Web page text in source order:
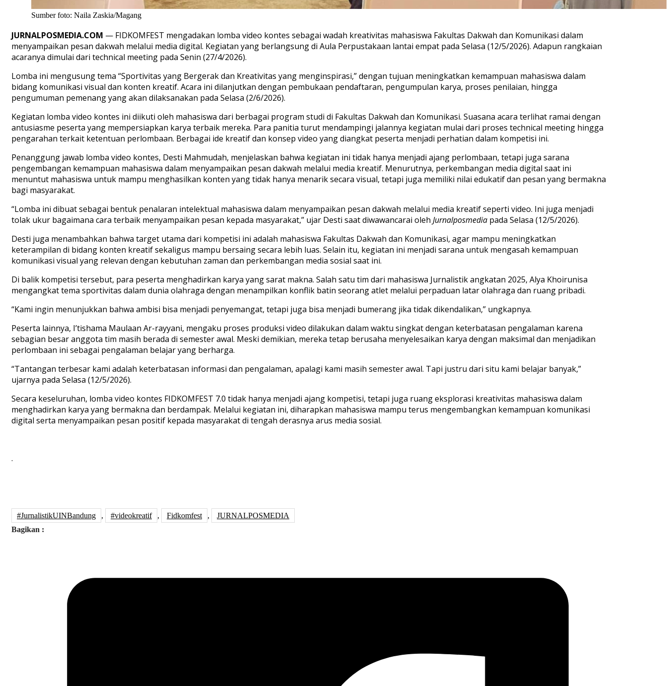
Sumber foto: Naila Zaskia/Magang
JURNALPOSMEDIA.COM — FIDKOMFEST mengadakan lomba video kontes sebagai wadah kreativitas mahasiswa Fakultas Dakwah dan Komunikasi dalam
menyampaikan pesan dakwah melalui media digital. Kegiatan yang berlangsung di Aula Perpustakaan lantai empat pada Selasa (12/5/2026). Adapun rangkaian
acaranya dimulai dari technical meeting pada Senin (27/4/2026).
Lomba ini mengusung tema “Sportivitas yang Bergerak dan Kreativitas yang menginspirasi,” dengan tujuan meningkatkan kemampuan mahasiswa dalam
bidang komunikasi visual dan konten kreatif. Acara ini dilanjutkan dengan pembukaan pendaftaran, pengumpulan karya, proses penilaian, hingga
pengumuman pemenang yang akan dilaksanakan pada Selasa (2/6/2026).
Kegiatan lomba video kontes ini diikuti oleh mahasiswa dari berbagai program studi di Fakultas Dakwah dan Komunikasi. Suasana acara terlihat ramai dengan
antusiasme peserta yang mempersiapkan karya terbaik mereka. Para panitia turut mendampingi jalannya kegiatan mulai dari proses technical meeting hingga
pengarahan terkait ketentuan perlombaan. Berbagai ide kreatif dan konsep video yang diangkat peserta menjadi perhatian dalam kompetisi ini.
Penanggung jawab lomba video kontes, Desti Mahmudah, menjelaskan bahwa kegiatan ini tidak hanya menjadi ajang perlombaan, tetapi juga sarana
pengembangan kemampuan mahasiswa dalam menyampaikan pesan dakwah melalui media kreatif. Menurutnya, perkembangan media digital saat ini
menuntut mahasiswa untuk mampu menghasilkan konten yang tidak hanya menarik secara visual, tetapi juga memiliki nilai edukatif dan pesan yang bermakna
bagi masyarakat.
“Lomba ini dibuat sebagai bentuk penalaran intelektual mahasiswa dalam menyampaikan pesan dakwah melalui media kreatif seperti video. Ini juga menjadi
tolak ukur bagaimana cara terbaik menyampaikan pesan kepada masyarakat,” ujar Desti saat diwawancarai oleh Jurnalposmedia pada Selasa (12/5/2026).
Desti juga menambahkan bahwa target utama dari kompetisi ini adalah mahasiswa Fakultas Dakwah dan Komunikasi, agar mampu meningkatkan
keterampilan di bidang konten kreatif sekaligus mampu bersaing secara lebih luas. Selain itu, kegiatan ini menjadi sarana untuk mengasah kemampuan
komunikasi visual yang relevan dengan kebutuhan zaman dan perkembangan media sosial saat ini.
Di balik kompetisi tersebut, para peserta menghadirkan karya yang sarat makna. Salah satu tim dari mahasiswa Jurnalistik angkatan 2025, Alya Khoirunisa
mengangkat tema sportivitas dalam dunia olahraga dengan menampilkan konflik batin seorang atlet melalui perpaduan latar olahraga dan ruang pribadi.
“Kami ingin menunjukkan bahwa ambisi bisa menjadi penyemangat, tetapi juga bisa menjadi bumerang jika tidak dikendalikan,” ungkapnya.
Peserta lainnya, I’tishama Maulaan Ar-rayyani, mengaku proses produksi video dilakukan dalam waktu singkat dengan keterbatasan pengalaman karena
sebagian besar anggota tim masih berada di semester awal. Meski demikian, mereka tetap berusaha menyelesaikan karya dengan maksimal dan menjadikan
perlombaan ini sebagai pengalaman belajar yang berharga.
“Tantangan terbesar kami adalah keterbatasan informasi dan pengalaman, apalagi kami masih semester awal. Tapi justru dari situ kami belajar banyak,”
ujarnya pada Selasa (12/5/2026).
Secara keseluruhan, lomba video kontes FIDKOMFEST 7.0 tidak hanya menjadi ajang kompetisi, tetapi juga ruang eksplorasi kreativitas mahasiswa dalam
menghadirkan karya yang bermakna dan berdampak. Melalui kegiatan ini, diharapkan mahasiswa mampu terus mengembangkan kemampuan komunikasi
digital serta menyampaikan pesan positif kepada masyarakat di tengah derasnya arus media sosial.
.
#JurnalistikUINBandung , #videokreatif , Fidkomfest ,
JURNALPOSMEDIA
Bagikan :